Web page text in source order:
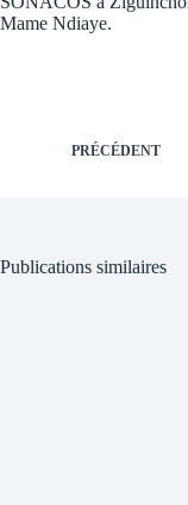
Mame Ndiaye.
PRÉCÉDENT
Publications similaires